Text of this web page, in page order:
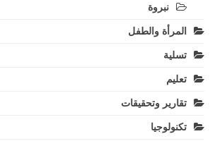
نبروة
المرأة والطفل
تسلية
تعليم
تقارير وتحقيقات
تكنولوجيا